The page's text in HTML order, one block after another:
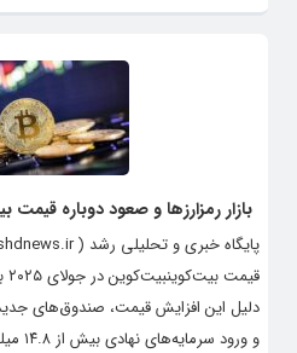
بازار رمزارزها و صعود دوباره قیمت
دلیل این افزایش قیمت، صندوق‌های
و